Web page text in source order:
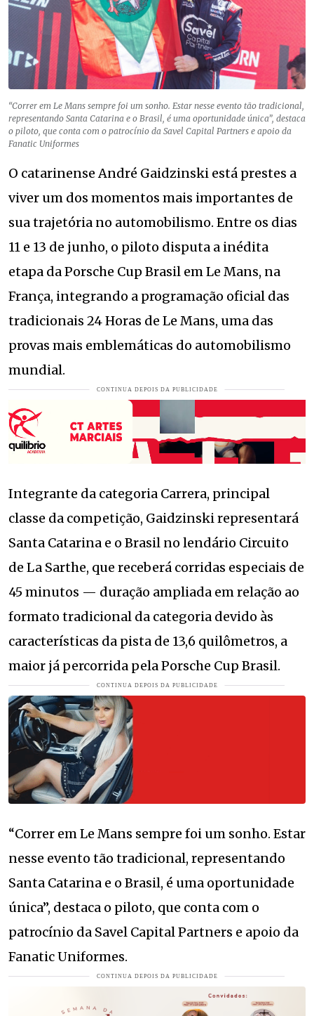
“Correr em Le Mans sempre foi um sonho. Estar nesse evento tão tradicional,
representando Santa Catarina e o Brasil, é uma oportunidade única”, destaca
o piloto, que conta com o patrocínio da Savel Capital Partners e apoio da
Fanatic Uniformes
O catarinense André Gaidzinski está prestes a
viver um dos momentos mais importantes de
sua trajetória no automobilismo. Entre os dias
11 e 13 de junho, o piloto disputa a inédita
etapa da Porsche Cup Brasil em Le Mans, na
França, integrando a programação oficial das
tradicionais 24 Horas de Le Mans, uma das
provas mais emblemáticas do automobilismo
mundial.
Integrante da categoria Carrera, principal
classe da competição, Gaidzinski representará
Santa Catarina e o Brasil no lendário Circuito
de La Sarthe, que receberá corridas especiais de
45 minutos — duração ampliada em relação ao
formato tradicional da categoria devido às
características da pista de 13,6 quilômetros, a
maior já percorrida pela Porsche Cup Brasil.
“Correr em Le Mans sempre foi um sonho. Estar
nesse evento tão tradicional, representando
Santa Catarina e o Brasil, é uma oportunidade
única”, destaca o piloto, que conta com o
patrocínio da Savel Capital Partners e apoio da
Fanatic Uniformes.